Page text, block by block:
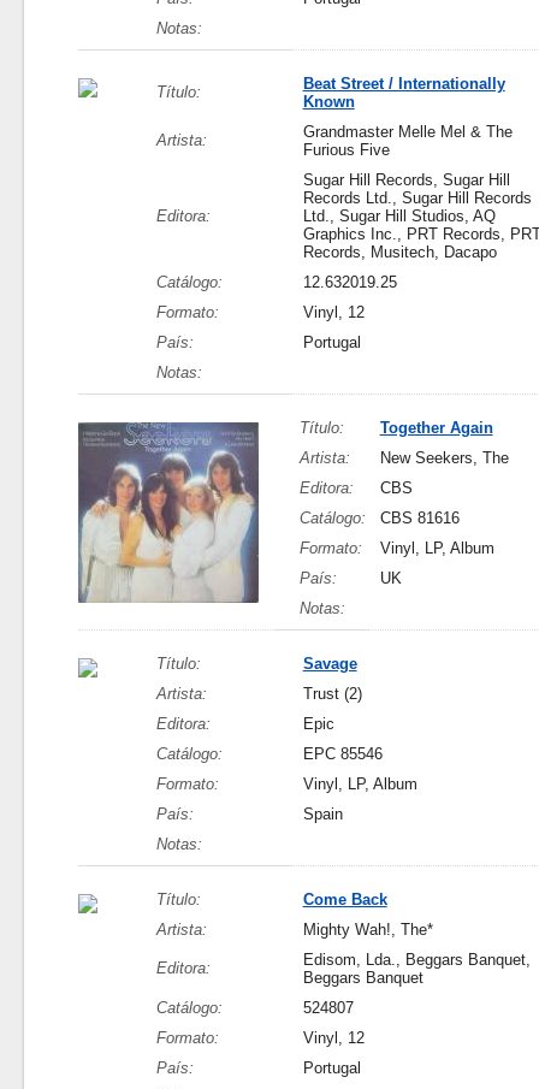
Notas:
Título:
Beat Street / Internationally
Known
Artista:
Grandmaster Melle Mel & The
Furious Five
Editora:
Sugar Hill Records, Sugar Hill
Records Ltd., Sugar Hill Records
Ltd., Sugar Hill Studios, AQ
Graphics Inc., PRT Records,
Records, Musitech, Dacapo
Catálogo:
12.632019.25
Formato:
Vinyl, 12
País:
Portugal
Notas:
Título:
Together Again
Artista:
New Seekers, The
Editora:
CBS
Catálogo:
CBS 81616
Formato:
Vinyl, LP, Album
País:
UK
Notas:
Título:
Savage
Artista:
Trust (2)
Editora:
Epic
Catálogo:
EPC 85546
Formato:
Vinyl, LP, Album
País:
Spain
Notas:
Título:
Come Back
Artista:
Mighty Wah!, The*
Editora:
Edisom, Lda., Beggars Banquet,
Beggars Banquet
Catálogo:
524807
Formato:
Vinyl, 12
País:
Portugal